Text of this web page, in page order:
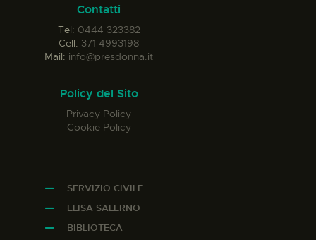
Contatti
Tel: 0444 323382
Cell: 371 4993198
Mail: info@presdonna.it
Policy del Sito
Privacy Policy
Cookie Policy
SERVIZIO CIVILE
ELISA SALERNO
BIBLIOTECA